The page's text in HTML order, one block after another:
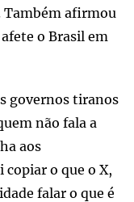
Também afirmou
o Brasil em
governos tiranos
não fala a
aos
copiar o que o X,
falar o que é